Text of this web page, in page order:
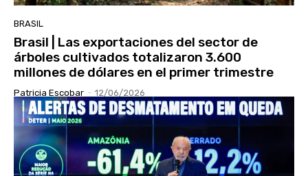
BRASIL
Brasil | Las exportaciones del sector de
árboles cultivados totalizaron 3.600
millones de dólares en el primer trimestre
Patricia Escobar - 12/06/2026